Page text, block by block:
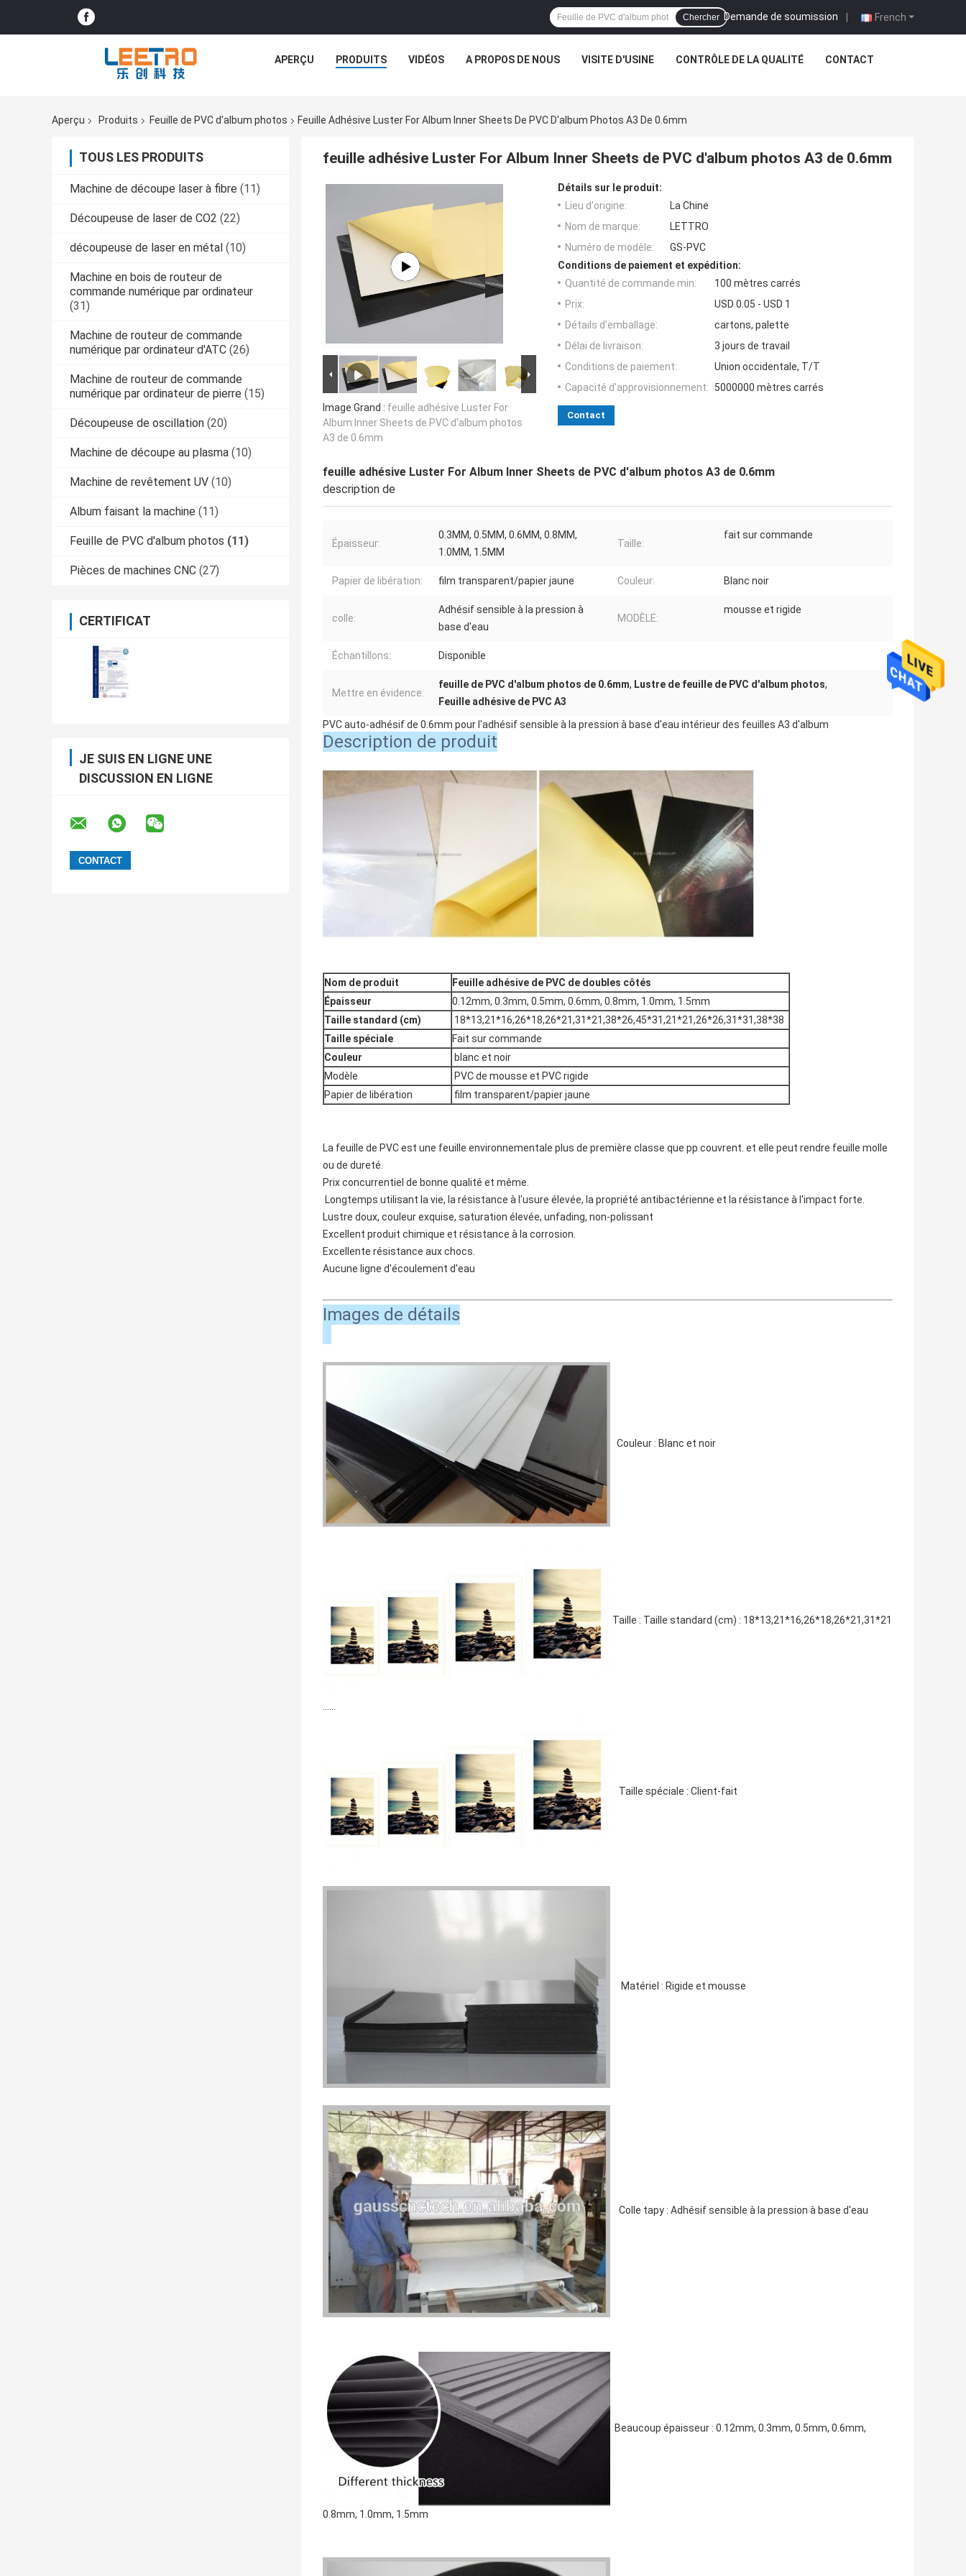
French
Demande de soumission |
Chercher
APERÇU PRODUITS VIDÉOS A PROPOS DE NOUS VISITE D'USINE CONTRÔLE DE LA QUALITÉ CONTACT
Aperçu Produits Feuille de PVC d'album photos Feuille Adhésive Luster For Album Inner Sheets De PVC D'album Photos A3 De 0.6mm
TOUS LES PRODUITS
Machine de découpe laser à fibre (11)
Découpeuse de laser de CO2 (22)
découpeuse de laser en métal (10)
Machine en bois de routeur de
commande numérique par ordinateur
(31)
Machine de routeur de commande
numérique par ordinateur d'ATC (26)
Machine de routeur de commande
numérique par ordinateur de pierre (15)
Découpeuse de oscillation (20)
Machine de découpe au plasma (10)
Machine de revêtement UV (10)
Album faisant la machine (11)
Feuille de PVC d'album photos (11)
Pièces de machines CNC (27)
CERTIFICAT
JE SUIS EN LIGNE UNE
DISCUSSION EN LIGNE
feuille adhésive Luster For Album Inner Sheets de PVC d'album photos A3 de 0.6mm
Image Grand : feuille adhésive Luster For
Album Inner Sheets de PVC d'album photos
A3 de 0.6mm
Détails sur le produit:
Lieu d'origine:
La Chine
Nom de marque:
LETTRO
Numéro de modèle:
GS-PVC
Conditions de paiement et expédition:
Quantité de commande min:
100 mètres carrés
Prix:
USD 0.05 - USD 1
Détails d'emballage:
cartons, palette
Délai de livraison:
3 jours de travail
Conditions de paiement:
Union occidentale, T/T
Capacité d'approvisionnement:
5000000 mètres carrés
Contact
feuille adhésive Luster For Album Inner Sheets de PVC d'album photos A3 de 0.6mm
description de
Épaisseur:
0.3MM, 0.5MM, 0.6MM, 0.8MM,
1.0MM, 1.5MM
Taille:
fait sur commande
Papier de libération: film transparent/papier jaune Couleur: Blanc noir
colle:
Adhésif sensible à la pression à
base d'eau
MODÈLE:
mousse et rigide
Échantillons: Disponible
Mettre en évidence:
feuille de PVC d'album photos de 0.6mm, Lustre de feuille de PVC d'album photos,
Feuille adhésive de PVC A3
PVC auto-adhésif de 0.6mm pour l'adhésif sensible à la pression à base d'eau intérieur des feuilles A3 d'album
Description de produit
Nom de produit
Feuille adhésive de PVC de doubles côtés
Épaisseur
0.12mm, 0.3mm, 0.5mm, 0.6mm, 0.8mm, 1.0mm, 1.5mm
Taille standard (cm)
18*13,21*16,26*18,26*21,31*21,38*26,45*31,21*21,26*26,31*31,38*38
Taille spéciale
Fait sur commande
Couleur
blanc et noir
Modèle
PVC de mousse et PVC rigide
Papier de libération
film transparent/papier jaune
La feuille de PVC est une feuille environnementale plus de première classe que pp couvrent. et elle peut rendre feuille molle
ou de dureté.
Prix concurrentiel de bonne qualité et même.
Longtemps utilisant la vie, la résistance à l'usure élevée, la propriété antibactérienne et la résistance à l'impact forte.
Lustre doux, couleur exquise, saturation élevée, unfading, non-polissant
Excellent produit chimique et résistance à la corrosion.
Excellente résistance aux chocs.
Aucune ligne d'écoulement d'eau
Images de détails
Couleur : Blanc et noir
Taille : Taille standard (cm) : 18*13,21*16,26*18,26*21,31*21
......
Taille spéciale : Client-fait
Matériel : Rigide et mousse
Colle tapy : Adhésif sensible à la pression à base d'eau
Beaucoup épaisseur : 0.12mm, 0.3mm, 0.5mm, 0.6mm,
0.8mm, 1.0mm, 1.5mm